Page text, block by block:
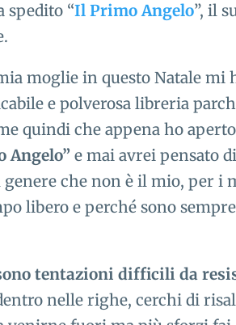
spedito “Il Primo Angelo”, il
moglie in questo Natale mi
e polverosa libreria
quindi che appena ho
Angelo” e mai avrei pensato
che non è il mio, per i
libero e perché sono
tentazioni difficili da
nelle righe, cerchi di